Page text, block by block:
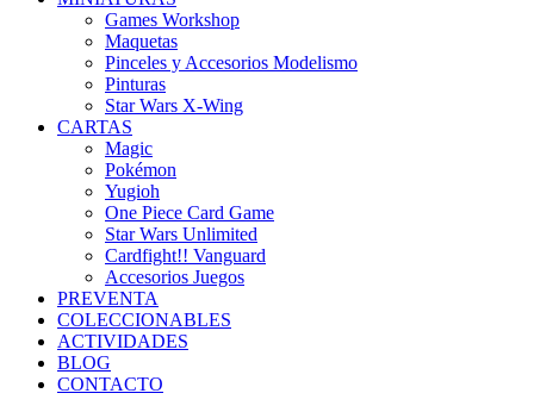
Games Workshop
Maquetas
Pinceles y Accesorios Modelismo
Pinturas
Star Wars X-Wing
CARTAS
Magic
Pokémon
Yugioh
One Piece Card Game
Star Wars Unlimited
Cardfight!! Vanguard
Accesorios Juegos
PREVENTA
COLECCIONABLES
ACTIVIDADES
BLOG
CONTACTO